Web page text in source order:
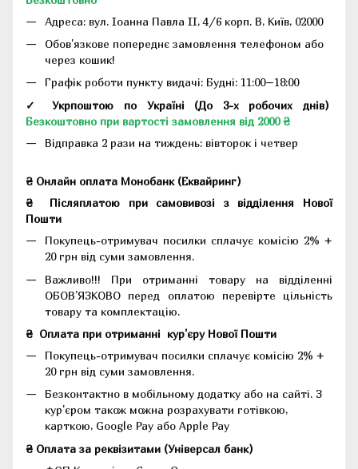
Адреса: вул. Іоанна Павла II, 4/6 корп. В, Київ, 02000
Обов'язкове попереднє замовлення телефоном або
через кошик!
Графік роботи пункту видачі: Будні: 11:00–18:00
✓ Укрпоштою по Україні (До 3-х робочих днів)
Безкоштовно при вартості замовлення від 2000 ₴
Відправка 2 рази на тиждень: вівторок і четвер
₴ Онлайн оплата Монобанк (Еквайринг)
₴
Післяплатою при самовивозі з відділення Нової
Пошти
Покупець-отримувач посилки сплачує комісію 2% +
20 грн від суми замовлення.
Важливо!!! При отриманні товару на відділенні
ОБОВ'ЯЗКОВО перед оплатою перевірте цільність
товару та комплектацію.
₴ Оплата при отриманні кур'єру Нової Пошти
Покупець-отримувач посилки сплачує комісію 2% +
20 грн від суми замовлення.
Безконтактно в мобільному додатку або на сайті. З
кур'єром також можна розрахувати готівкою,
карткою, Google Pay або Apple Pay
₴ Оплата за реквізитами (Універсал банк)